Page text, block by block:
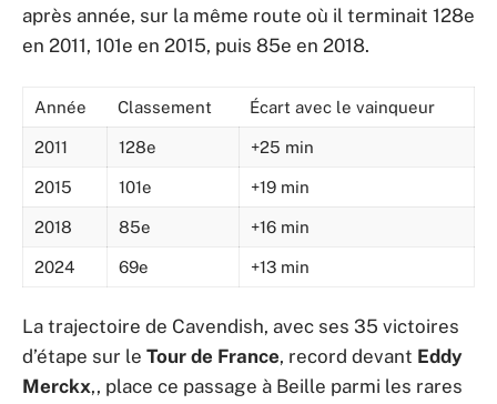
après année, sur la même route où il terminait 128e
en 2011, 101e en 2015, puis 85e en 2018.
Année Classement Écart avec le vainqueur
2011 128e +25 min
2015 101e +19 min
2018 85e +16 min
2024 69e +13 min
La trajectoire de Cavendish, avec ses 35 victoires
d’étape sur le Tour de France, record devant Eddy
Merckx,, place ce passage à Beille parmi les rares